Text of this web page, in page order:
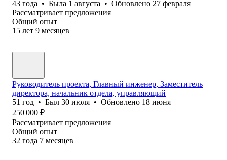
43 года • Была 1 августа • Обновлено 27 февраля
Рассматривает предложения
Общий опыт
15 лет 9 месяцев
Руководитель проекта, Главный инженер, Заместитель
директора, начальник отдела, управляющий
51 год • Был 30 июля • Обновлено 18 июня
250 000 ₽
Рассматривает предложения
Общий опыт
32 года 7 месяцев